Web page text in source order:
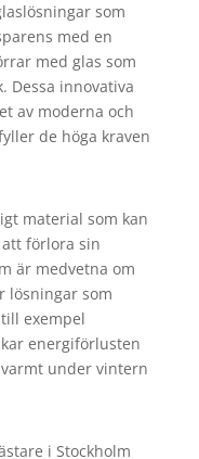
som
med en
med glas som
Dessa innovativa
av moderna och
de höga kraven
material som kan
förlora sin
är medvetna om
lösningar som
exempel
energiförlusten
under vintern
i Stockholm